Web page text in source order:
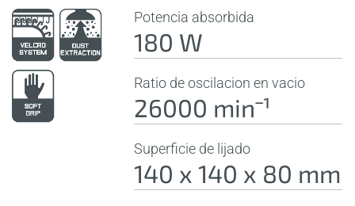
Potencia absorbida
180 W
Ratio de oscilacion en vacio
26000 minˉ¹
Superficie de lijado
140 x 140 x 80 mm